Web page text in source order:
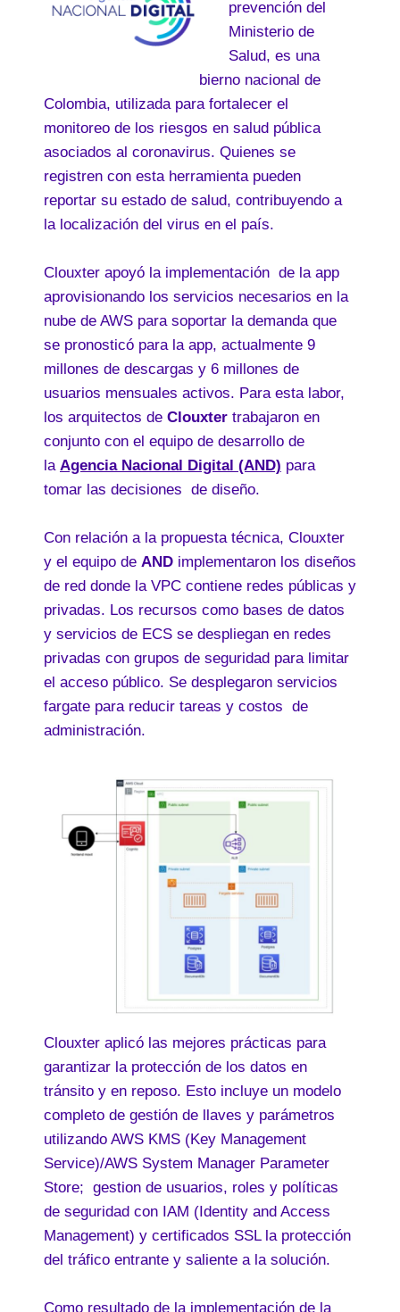
prevención del
Ministerio de
Salud, es una
aplicación móvil del Gobierno nacional de
Colombia, utilizada para fortalecer el
monitoreo de los riesgos en salud pública
asociados al coronavirus. Quienes se
registren con esta herramienta pueden
reportar su estado de salud, contribuyendo a
la localización del virus en el país.
Clouxter apoyó la implementación de la app
aprovisionando los servicios necesarios en la
nube de AWS para soportar la demanda que
se pronosticó para la app, actualmente 9
millones de descargas y 6 millones de
usuarios mensuales activos. Para esta labor,
los arquitectos de Clouxter trabajaron en
conjunto con el equipo de desarrollo de
la Agencia Nacional Digital (AND) para
tomar las decisiones de diseño.
Con relación a la propuesta técnica, Clouxter
y el equipo de AND implementaron los diseños
de red donde la VPC contiene redes públicas y
privadas. Los recursos como bases de datos
y servicios de ECS se despliegan en redes
privadas con grupos de seguridad para limitar
el acceso público. Se desplegaron servicios
fargate para reducir tareas y costos de
administración.
Clouxter aplicó las mejores prácticas para
garantizar la protección de los datos en
tránsito y en reposo. Esto incluye un modelo
completo de gestión de llaves y parámetros
utilizando AWS KMS (Key Management
Service)/AWS System Manager Parameter
Store; gestion de usuarios, roles y políticas
de seguridad con IAM (Identity and Access
Management) y certificados SSL la protección
del tráfico entrante y saliente a la solución.
Como resultado de la implementación de la